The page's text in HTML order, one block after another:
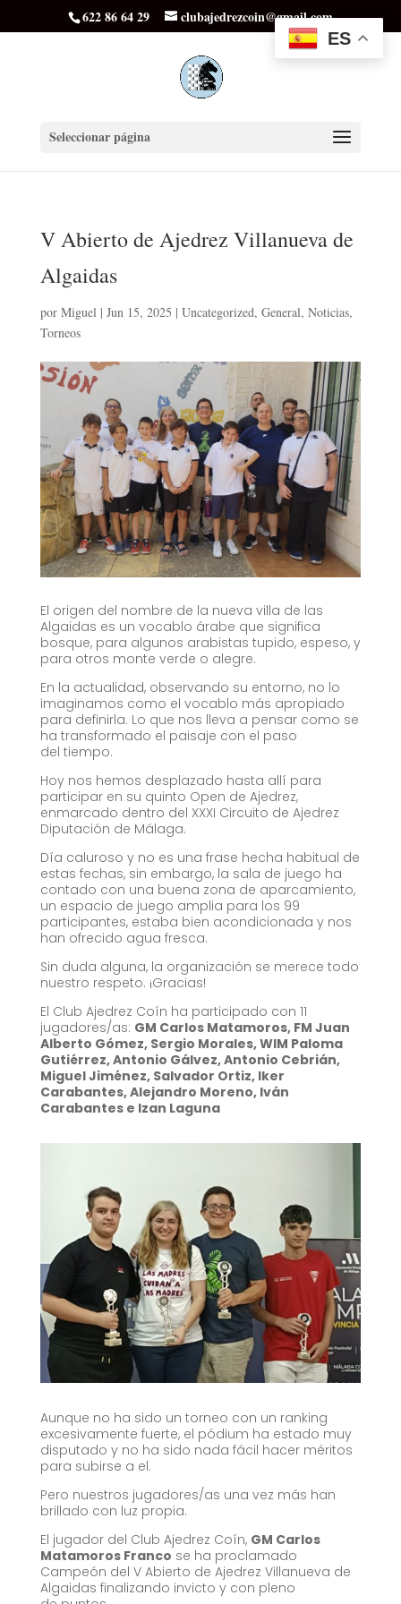
622 86 64 29 clubajedrezcoin@gmail.com
Seleccionar página
V Abierto de Ajedrez Villanueva de
Algaidas
por Miguel| Jun 15, 2025 | Uncategorized, General, Noticias,
Torneos
El origen del nombre de la nueva villa de las
Algaidas es un vocablo árabe que significa
bosque, para algunos arabistas tupido, espeso, y
para otros monte verde o alegre.
En la actualidad, observando su entorno, no lo
imaginamos como el vocablo más apropiado
para definirla. Lo que nos lleva a pensar como se
ha transformado el paisaje con el paso
del tiempo.
Hoy nos hemos desplazado hasta allí para
participar en su quinto Open de Ajedrez,
enmarcado dentro del XXXI Circuito de Ajedrez
Diputación de Málaga.
Día caluroso y no es una frase hecha habitual de
estas fechas, sin embargo, la sala de juego ha
contado con una buena zona de aparcamiento,
un espacio de juego amplia para los 99
participantes, estaba bien acondicionada y nos
han ofrecido agua fresca.
Sin duda alguna, la organización se merece todo
nuestro respeto. ¡Gracias!
El Club Ajedrez Coín ha participado con 11
jugadores/as: GM Carlos Matamoros, FM Juan
Alberto Gómez, Sergio Morales, WIM Paloma
Gutiérrez, Antonio Gálvez, Antonio Cebrián,
Miguel Jiménez, Salvador Ortiz, Iker
Carabantes, Alejandro Moreno, Iván
Carabantes e Izan Laguna
Aunque no ha sido un torneo con un ranking
excesivamente fuerte, el pódium ha estado muy
disputado y no ha sido nada fácil hacer méritos
para subirse a el.
Pero nuestros jugadores/as una vez más han
brillado con luz propia.
El jugador del Club Ajedrez Coín, GM Carlos
Matamoros Franco se ha proclamado
Campeón del V Abierto de Ajedrez Villanueva de
Algaidas finalizando invicto y con pleno
ES